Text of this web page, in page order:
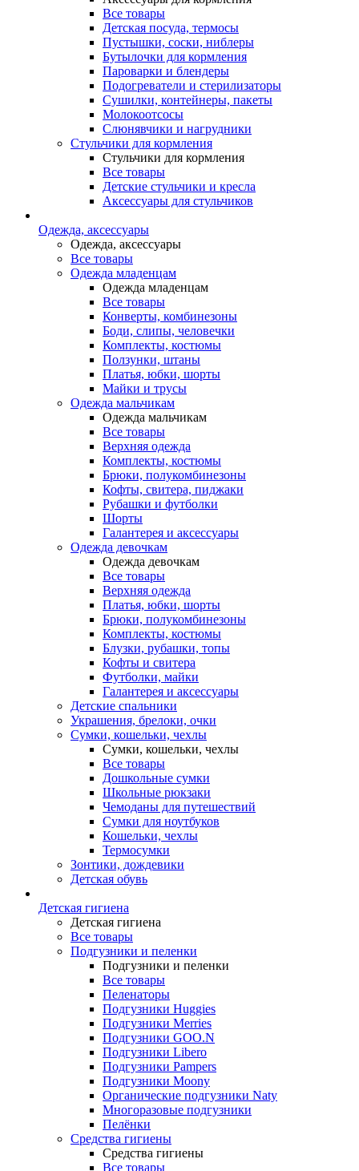
Все товары
Детская посуда, термосы
Пустышки, соски, ниблеры
Бутылочки для кормления
Пароварки и блендеры
Подогреватели и стерилизаторы
Сушилки, контейнеры, пакеты
Молокоотсосы
Слюнявчики и нагрудники
Стульчики для кормления
Стульчики для кормления
Все товары
Детские стульчики и кресла
Аксессуары для стульчиков
Одежда, аксессуары
Одежда, аксессуары
Все товары
Одежда младенцам
Одежда младенцам
Все товары
Конверты, комбинезоны
Боди, слипы, человечки
Комплекты, костюмы
Ползунки, штаны
Платья, юбки, шорты
Майки и трусы
Одежда мальчикам
Одежда мальчикам
Все товары
Верхняя одежда
Комплекты, костюмы
Брюки, полукомбинезоны
Кофты, свитера, пиджаки
Рубашки и футболки
Шорты
Галантерея и аксессуары
Одежда девочкам
Одежда девочкам
Все товары
Верхняя одежда
Платья, юбки, шорты
Брюки, полукомбинезоны
Комплекты, костюмы
Блузки, рубашки, топы
Кофты и свитера
Футболки, майки
Галантерея и аксессуары
Детские спальники
Украшения, брелоки, очки
Сумки, кошельки, чехлы
Сумки, кошельки, чехлы
Все товары
Дошкольные сумки
Школьные рюкзаки
Чемоданы для путешествий
Сумки для ноутбуков
Кошельки, чехлы
Термосумки
Зонтики, дождевики
Детская обувь
Детская гигиена
Детская гигиена
Все товары
Подгузники и пеленки
Подгузники и пеленки
Все товары
Пеленаторы
Подгузники Huggies
Подгузники Merries
Подгузники GOO.N
Подгузники Libero
Подгузники Pampers
Подгузники Moony
Органические подгузники Naty
Многоразовые подгузники
Пелёнки
Средства гигиены
Средства гигиены
Все товары